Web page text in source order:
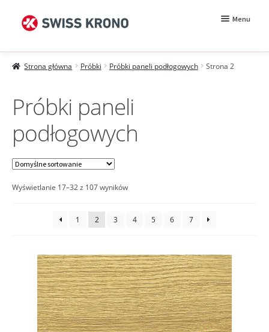
Przejdź
Przejdź
Menu
Próbki
Rozwiń
Moje konto
Zamówienie
Strona główna Próbki Próbki paneli podłogowych Strona 2
Próbki paneli
podłogowych
Wyświetlanie 17–32 z 107 wyników
1 2 3 4 5 6 7